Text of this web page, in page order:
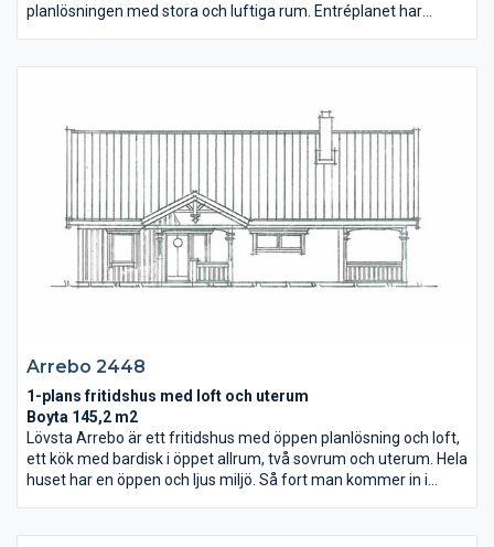
planlösningen med stora och luftiga rum. Entréplanet har
Arrebo 2448
1-plans fritidshus med loft och uterum
Boyta 145,2 m2
Lövsta Arrebo är ett fritidshus med öppen planlösning och loft,
ett kök med bardisk i öppet allrum, två sovrum och uterum. Hela
huset har en öppen och ljus miljö. Så fort man kommer in i